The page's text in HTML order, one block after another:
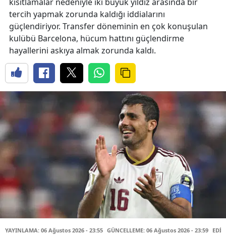
tercih yapmak zorunda kaldığı iddialarını
güçlendiriyor. Transfer döneminin en çok konuşulan
kulübü Barcelona, hücum hattını güçlendirme
hayallerini askıya almak zorunda kaldı.
YAYINLAMA: 06 Ağustos 2026 - 23:55 GÜNCELLEME: 06 Ağustos 2026 - 23:59